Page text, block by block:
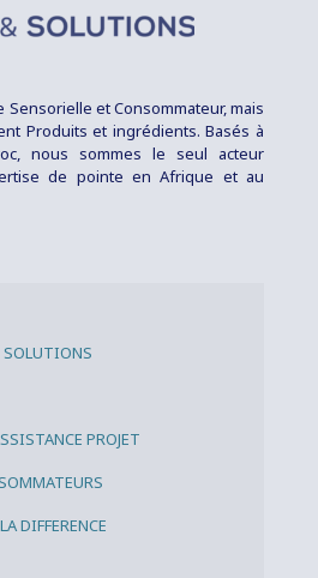
Sensorielle et Consommateur, mais
Produits et ingrédients. Basés à
nous sommes le seul acteur
de pointe en Afrique et au
PROJET
DIFFERENCE